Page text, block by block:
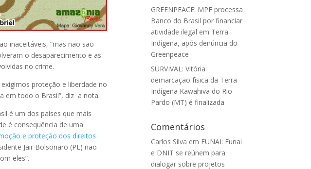
inaceitáveis, “mas não são
o desaparecimento e as
no crime.
proteção e liberdade no
em todo o Brasil”, diz a nota.
é um dos países que mais
é consequência de uma
e proteção dos direitos
Jair Bolsonaro (PL) não
eles”.
GREENPEACE: MPF processa
Banco do Brasil por financiar
atividade ilegal em Terra
Indígena, após denúncia do
Greenpeace
SURVIVAL: Vitória:
demarcação física da Terra
Indígena Kawahiva do Rio
Pardo (MT) é finalizada
Comentários
Carlos Silva em FUNAI: Funai
e DNIT se reúnem para
dialogar sobre projetos